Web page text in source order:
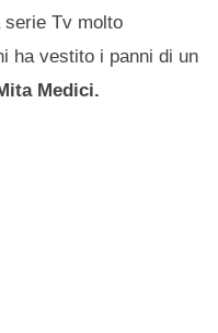
Tv molto
ha vestito i panni di un
Medici.